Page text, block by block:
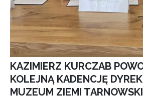
KAZIMIERZ KURCZAB
KOLEJNĄ KADENCJĘ
MUZEUM ZIEMI